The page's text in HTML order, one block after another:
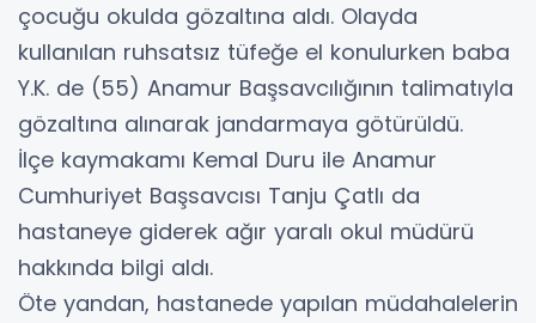
çocuğu okulda gözaltına aldı. Olayda
kullanılan ruhsatsız tüfeğe el konulurken baba
Y.K. de (55) Anamur Başsavcılığının talimatıyla
gözaltına alınarak jandarmaya götürüldü.
İlçe kaymakamı Kemal Duru ile Anamur
Cumhuriyet Başsavcısı Tanju Çatlı da
hastaneye giderek ağır yaralı okul müdürü
hakkında bilgi aldı.
Öte yandan, hastanede yapılan müdahalelerin